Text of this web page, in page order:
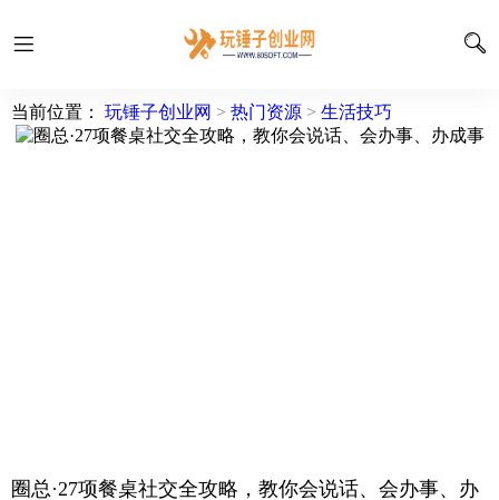
当前位置： 玩锤子创业网 > 热门资源 > 生活技巧
圈总·27项餐桌社交全攻略，教你会说话、会办事、办